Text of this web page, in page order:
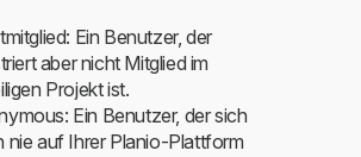
: Ein Benutzer, der
aber nicht Mitglied im
Projekt ist.
: Ein Benutzer, der sich
nie auf Ihrer Planio-Plattform